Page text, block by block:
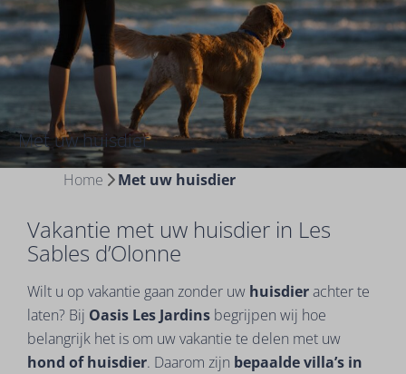
Met uw huisdier
Home Met uw huisdier
Vakantie met uw huisdier in Les
Sables d’Olonne
Wilt u op vakantie gaan zonder uw huisdierachter te
laten? Bij Oasis Les Jardins begrijpen wij hoe
belangrijk het is om uw vakantie te delen met uw
hond of huisdier. Daarom zijn bepaalde villa’s in